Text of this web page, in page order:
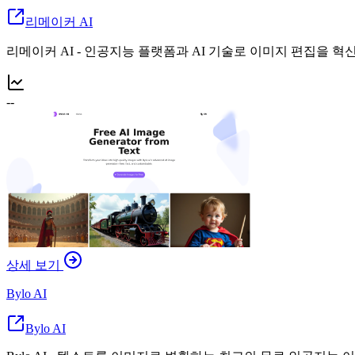
리메이커 AI
리메이커 AI - 인공지능 플랫폼과 AI 기술로 이미지 편집을 혁
--
상세 보기
Bylo AI
Bylo AI